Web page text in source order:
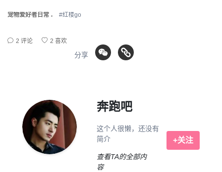
宠物爱好者日常 #红楼go
2 评论 2 喜欢
分享
奔跑吧
这个人很懒，还没有
简介
查看TA的全部内
容
+关注